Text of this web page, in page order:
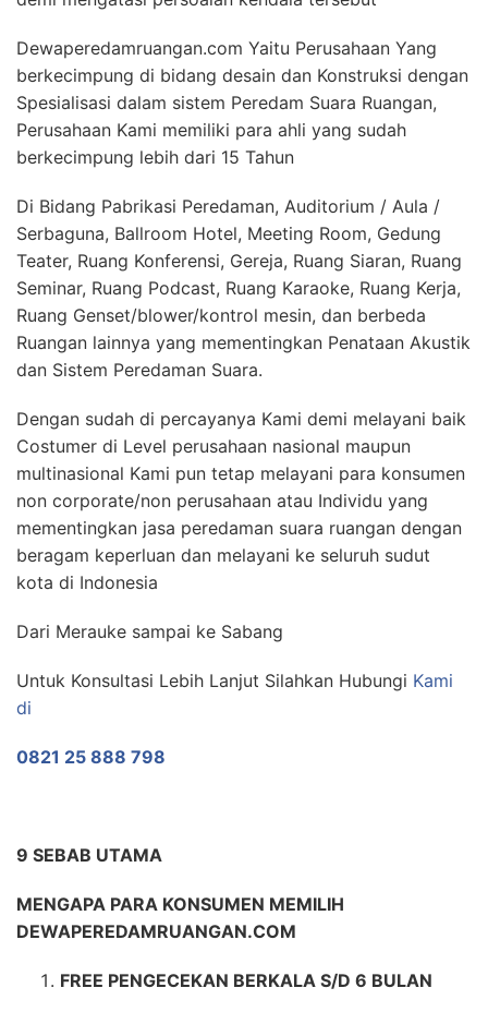
Dewaperedamruangan.com Yaitu Perusahaan Yang
berkecimpung di bidang desain dan Konstruksi dengan
Spesialisasi dalam sistem Peredam Suara Ruangan,
Perusahaan Kami memiliki para ahli yang sudah
berkecimpung lebih dari 15 Tahun
Di Bidang Pabrikasi Peredaman, Auditorium / Aula /
Serbaguna, Ballroom Hotel, Meeting Room, Gedung
Teater, Ruang Konferensi, Gereja, Ruang Siaran, Ruang
Seminar, Ruang Podcast, Ruang Karaoke, Ruang Kerja,
Ruang Genset/blower/kontrol mesin, dan berbeda
Ruangan lainnya yang mementingkan Penataan Akustik
dan Sistem Peredaman Suara.
Dengan sudah di percayanya Kami demi melayani baik
Costumer di Level perusahaan nasional maupun
multinasional Kami pun tetap melayani para konsumen
non corporate/non perusahaan atau Individu yang
mementingkan jasa peredaman suara ruangan dengan
beragam keperluan dan melayani ke seluruh sudut
kota di Indonesia
Dari Merauke sampai ke Sabang
Untuk Konsultasi Lebih Lanjut Silahkan Hubungi Kami
di
0821 25 888 798
9 SEBAB UTAMA
MENGAPA PARA KONSUMEN MEMILIH
DEWAPEREDAMRUANGAN.COM
FREE PENGECEKAN BERKALA S/D 6 BULAN